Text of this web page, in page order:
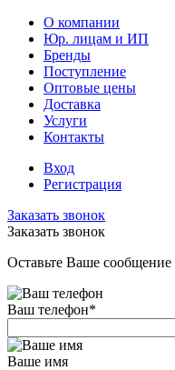
О компании
Юр. лицам и ИП
Бренды
Поступление
Оптовые цены
Доставка
Услуги
Контакты
Вход
Регистрация
Заказать звонок
Заказать звонок
Оставьте Ваше
Ваш телефон*
Ваше имя